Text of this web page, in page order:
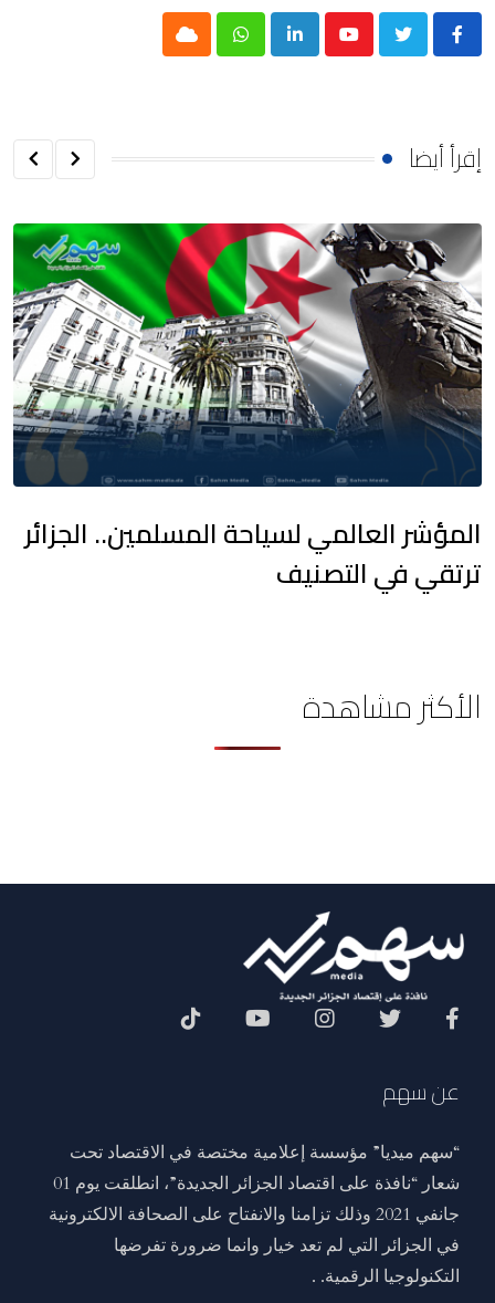
Youtube
LinkedIn
Whatsapp
Cloud
إقرأ أيضا
المؤشر العالمي لسياحة المسلمين.. الجزائر
ترتقي في التصنيف
الأكثر مشاهدة
عن سهم
“سهم ميديا” مؤسسة إعلامية مختصة في الاقتصاد تحت
شعار “نافذة على اقتصاد الجزائر الجديدة”، انطلقت يوم 01
جانفي 2021 وذلك تزامنا والانفتاح على الصحافة الالكترونية
في الجزائر التي لم تعد خيار وانما ضرورة تفرضها
التكنولوجيا الرقمية. .